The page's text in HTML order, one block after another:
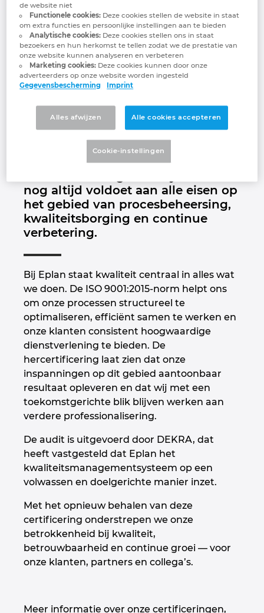
Eplan opnieuw
gecertificeerd voor
ISO 9001:2015
Eplan is trots te melden dat onze
organisatie opnieuw succesvol is
gecertificeerd voor de
internationale kwaliteitsnorm ISO
9001:2015. Deze hercertificering
bevestigt dat ons
nog altijd voldoet aan alle eisen op
het gebied van procesbeheersing,
kwaliteitsborging en continue
verbetering.
Bij Eplan staat kwaliteit centraal in alles wat
we doen. De ISO 9001:2015‑norm helpt ons
om onze processen structureel te
optimaliseren, efficiënt samen te werken en
onze klanten consistent hoogwaardige
dienstverlening te bieden. De
hercertificering laat zien dat onze
inspanningen op dit gebied aantoonbaar
resultaat opleveren en dat wij met een
toekomstgerichte blik blijven werken aan
verdere professionalisering.
De audit is uitgevoerd door DEKRA, dat
heeft vastgesteld dat Eplan het
kwaliteitsmanagementsysteem op een
volwassen en doelgerichte manier inzet.
Met het opnieuw behalen van deze
certificering onderstrepen we onze
betrokkenheid bij kwaliteit,
betrouwbaarheid en continue groei — voor
onze klanten, partners en collega’s.
Meer informatie over onze certificeringen,
Gebouwautomatisering
Klantverhalen
Configuratie
EPLAN integraties voor ERP, PDM en PLM
EPLAN Data Portal
EPLAN Education voor docenten
EPLAN Education voor studenten
EPLAN Collaboration Apps
Downloads
Klantverhalen
Locaties
Contact
Brunei
Bulgaria
Canada
China
Colombia
Croatia
Denmark
Finland
France
Germany
Greece
India
Indonesia
Ireland
Israel
Japan
de website niet
Functionele cookies:Deze cookies stellen de website in staat
om extra functies en persoonlijke instellingen aan te bieden
Analytische cookies:Deze cookies stellen ons in staat
bezoekers en hun herkomst te tellen zodat we de prestatie van
onze website kunnen analyseren en verbeteren
Marketing cookies:Deze cookies kunnen door onze
adverteerders op onze website worden ingesteld
Gegevensbescherming
Imprint
Alles afwijzen Alle cookies accepteren
Cookie-instellingen